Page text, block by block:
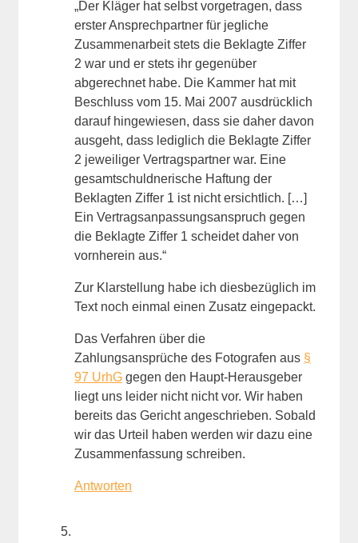
„Der Kläger hat selbst vorgetragen, dass
erster Ansprechpartner für jegliche
Zusammenarbeit stets die Beklagte Ziffer
2 war und er stets ihr gegenüber
abgerechnet habe. Die Kammer hat mit
Beschluss vom 15. Mai 2007 ausdrücklich
darauf hingewiesen, dass sie daher davon
ausgeht, dass lediglich die Beklagte Ziffer
2 jeweiliger Vertragspartner war. Eine
gesamtschuldnerische Haftung der
Beklagten Ziffer 1 ist nicht ersichtlich. […]
Ein Vertragsanpassungsanspruch gegen
die Beklagte Ziffer 1 scheidet daher von
vornherein aus.“
Zur Klarstellung habe ich diesbezüglich im
Text noch einmal einen Zusatz eingepackt.
Das Verfahren über die
Zahlungsansprüche des Fotografen aus §
97 UrhG gegen den Haupt-Herausgeber
liegt uns leider nicht nicht vor. Wir haben
bereits das Gericht angeschrieben. Sobald
wir das Urteil haben werden wir dazu eine
Zusammenfassung schreiben.
Antworten